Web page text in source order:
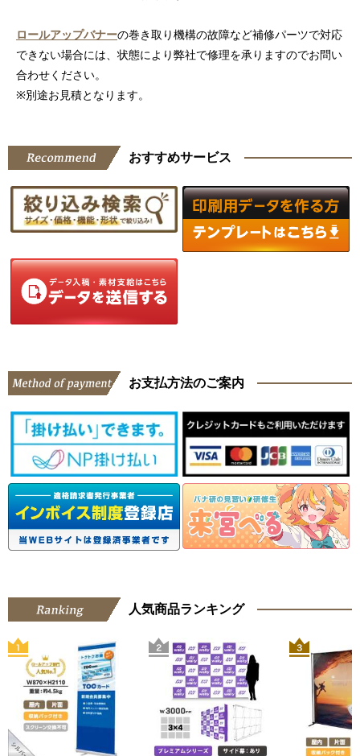
ロールアップバナーの巻き取り機構の故障など補修パーツで対応
できない場合には、状態により弊社で修理を承りますのでお問い
合わせください。
※別途お見積となります。
おすすめサービス
お支払方法のご案内
人気商品ランキング